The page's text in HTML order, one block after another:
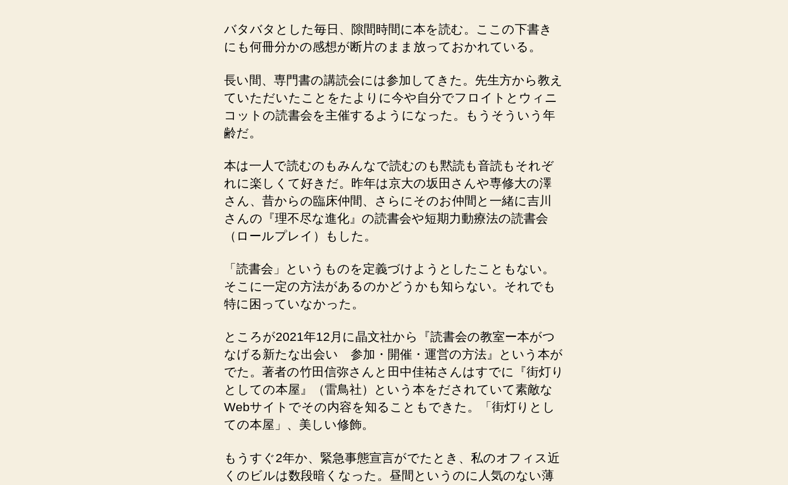
バタバタとした毎日、隙間時間に本を読む。ここの下書き
にも何冊分かの感想が断片のまま放っておかれている。
長い間、専門書の講読会には参加してきた。先生方から教え
ていただいたことをたよりに今や自分でフロイトとウィニ
コットの読書会を主催するようになった。もうそういう年
齢だ。
本は一人で読むのもみんなで読むのも黙読も音読もそれぞ
れに楽しくて好きだ。昨年は京大の坂田さんや専修大の澤
さん、昔からの臨床仲間、さらにそのお仲間と一緒に吉川
さんの『理不尽な進化』の読書会や短期力動療法の読書会
（ロールプレイ）もした。
「読書会」というものを定義づけようとしたこともない。
そこに一定の方法があるのかどうかも知らない。それでも
特に困っていなかった。
ところが2021年12月に晶文社から『読書会の教室ー本がつ
なげる新たな出会い 参加・開催・運営の方法』という本が
でた。著者の竹田信弥さんと田中佳祐さんはすでに『街灯り
としての本屋』（雷鳥社）という本をだされていて素敵な
Webサイトでその内容を知ることもできた。「街灯りとし
ての本屋」、美しい修飾。
もうすぐ2年か、緊急事態宣言がでたとき、私のオフィス近
くのビルは数段暗くなった。昼間というのに人気のない薄